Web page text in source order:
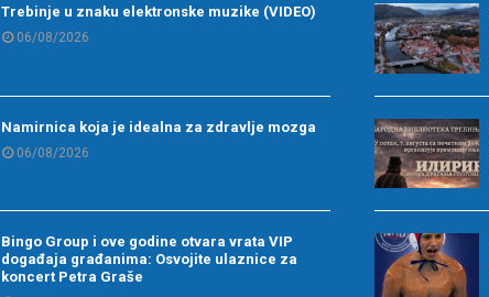
Trebinje u znaku elektronske muzike (VIDEO)
06/08/2026
Namirnica koja je idealna za zdravlje mozga
06/08/2026
Bingo Group i ove godine otvara vrata VIP
događaja građanima: Osvojite ulaznice za
koncert Petra Graše